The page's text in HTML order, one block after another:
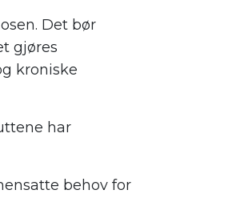
Det bør
gjøres
kroniske
har
behov for